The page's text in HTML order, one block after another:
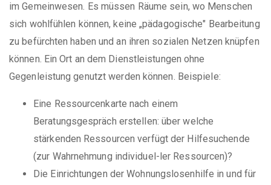
im Gemeinwesen. Es müssen Räume sein, wo Menschen
sich wohlfühlen können, keine „pädagogische" Bearbeitung
zu befürchten haben und an ihren sozialen Netzen knüpfen
können. Ein Ort an dem Dienstleistungen ohne
Gegenleistung genutzt werden können. Beispiele:
Eine Ressourcenkarte nach einem
Beratungsgespräch erstellen: über welche
stärkenden Ressourcen verfügt der Hilfesuchende
(zur Wahrnehmung individuel-ler Ressourcen)?
Die Einrichtungen der Wohnungslosenhilfe in und für